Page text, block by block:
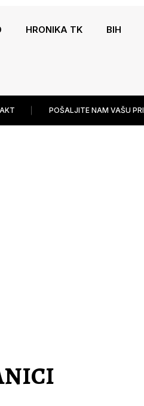
HRONIKA TK BIH
POŠALJITE NAM VAŠU